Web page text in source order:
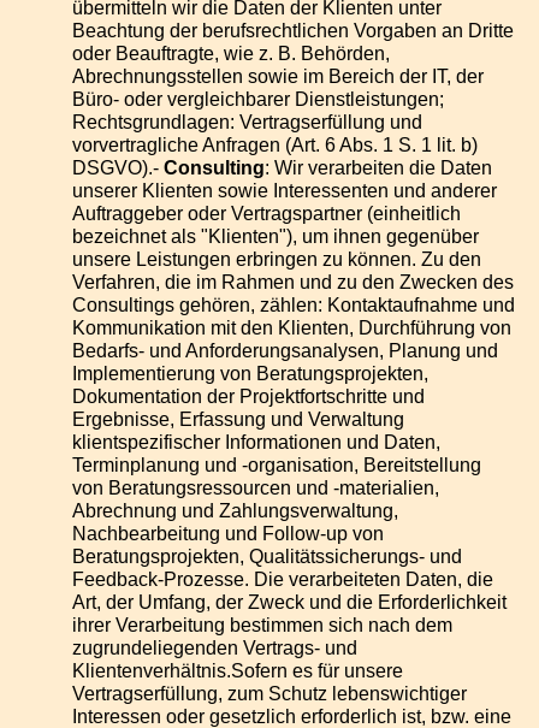
übermitteln wir die Daten der Klienten unter
Beachtung der berufsrechtlichen Vorgaben an Dritte
oder Beauftragte, wie z. B. Behörden,
Abrechnungsstellen sowie im Bereich der IT, der
Büro- oder vergleichbarer Dienstleistungen;
Rechtsgrundlagen: Vertragserfüllung und
vorvertragliche Anfragen (Art. 6 Abs. 1 S. 1 lit. b)
DSGVO).- Consulting: Wir verarbeiten die Daten
unserer Klienten sowie Interessenten und anderer
Auftraggeber oder Vertragspartner (einheitlich
bezeichnet als "Klienten"), um ihnen gegenüber
unsere Leistungen erbringen zu können. Zu den
Verfahren, die im Rahmen und zu den Zwecken des
Consultings gehören, zählen: Kontaktaufnahme und
Kommunikation mit den Klienten, Durchführung von
Bedarfs- und Anforderungsanalysen, Planung und
Implementierung von Beratungsprojekten,
Dokumentation der Projektfortschritte und
Ergebnisse, Erfassung und Verwaltung
klientspezifischer Informationen und Daten,
Terminplanung und -organisation, Bereitstellung
von Beratungsressourcen und -materialien,
Abrechnung und Zahlungsverwaltung,
Nachbearbeitung und Follow-up von
Beratungsprojekten, Qualitätssicherungs- und
Feedback-Prozesse. Die verarbeiteten Daten, die
Art, der Umfang, der Zweck und die Erforderlichkeit
ihrer Verarbeitung bestimmen sich nach dem
zugrundeliegenden Vertrags- und
Klientenverhältnis.Sofern es für unsere
Vertragserfüllung, zum Schutz lebenswichtiger
Interessen oder gesetzlich erforderlich ist, bzw. eine